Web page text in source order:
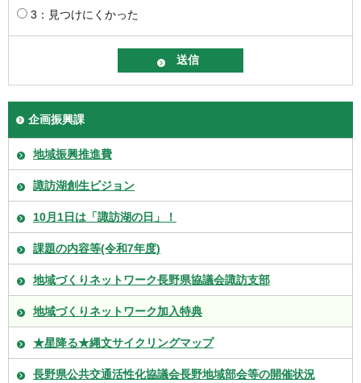
3：見つけにくかった
企画振興課
地域振興推進費
諏訪湖創生ビジョン
10月1日は「諏訪湖の日」！
課題の内容等(令和7年度)
地域づくりネットワーク長野県協議会諏訪支部
地域づくりネットワーク加入特典
★星降る★縄文サイクリングマップ
長野県公共交通活性化協議会長野地域部会等の開催状況